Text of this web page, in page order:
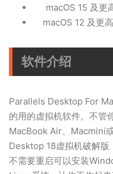
macOS 15 及更
macOS 12 及更
软件介绍
Parallels Desktop For
的用的虚拟机软件。不管
MacBook Air、Macmini
Desktop 18虚拟机破解版
不需要重启可以安装